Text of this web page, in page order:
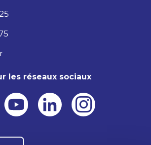
les réseaux sociaux